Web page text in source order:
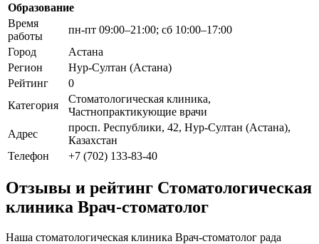
Образование
Время
работы
пн-пт 09:00–21:00; сб 10:00–17:00
Город
Астана
Регион
Нур-Султан (Астана)
Рейтинг
0
Категория
Стоматологическая клиника,
Частнопрактикующие врачи
Адрес
просп. Республики, 42, Нур-Султан (Астана),
Казахстан
Телефон
+7 (702) 133-83-40
Отзывы и рейтинг Стоматологическая
клиника Врач-стоматолог
Наша стоматологическая клиника Врач-стоматолог рада